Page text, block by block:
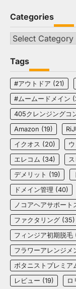
Categories
Categories
Tags
#アウトドア (21)
#ムームードメイン
405クレンジングコ
Amazon (19)
イクオス (20)
エレコム (34)
デメリット (19)
ドメイン管理 (40)
ノコアヘアサポート
ファクタリング (35)
フィンジア初期脱毛
フラワーアレンジメ
ボタニストプレミア
レビュー (19) ロ